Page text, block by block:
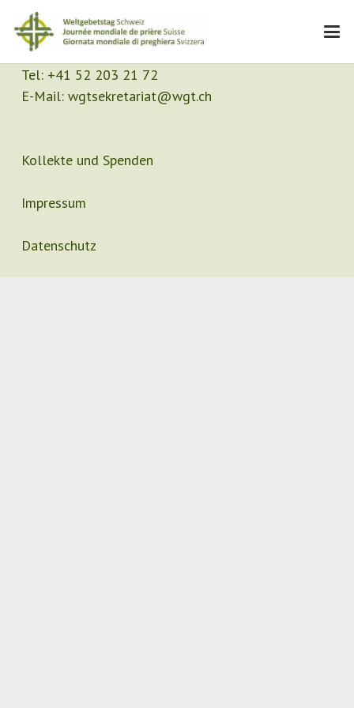
Kontakt
Sekretariat
Tel: +41 52 203 21 72
E-Mail: wgtsekretariat@wgt.ch
Kollekte und Spenden
Impressum
Datenschutz